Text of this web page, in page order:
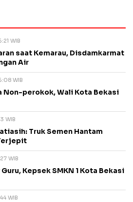
WIB
saat Kemarau, Disdamkarmat
Air
WIB
Non-perokok, Wali Kota Bekasi
WIB
Truk Semen Hantam
WIB
Kepsek SMKN 1 Kota Bekasi
WIB